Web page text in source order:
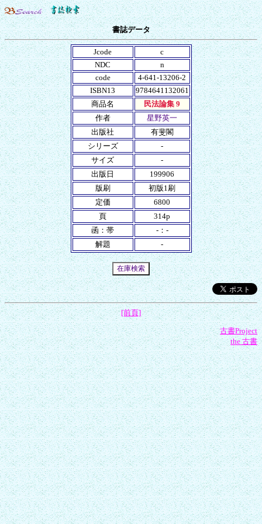
書誌データ
Jcode
c
NDC
n
code
4-641-13206-2
ISBN13
9784641132061
商品名
民法論集 9
作者
星野英一
出版社
有斐閣
シリーズ
-
サイズ
-
出版日
199906
版刷
初版1刷
定価
6800
頁
314p
函：帯
-：-
解題
-
[前頁]
古書Project
the 古書